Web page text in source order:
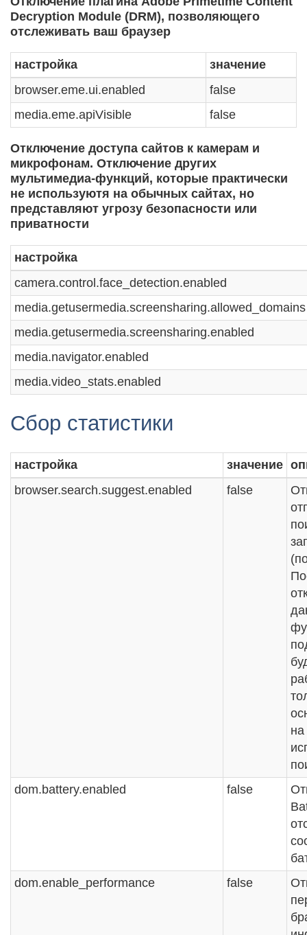
Decryption Module (DRM), позволяющего
отслеживать ваш браузер
настройка
значение
browser.eme.ui.enabled
false
media.eme.apiVisible
false
Отключение доступа сайтов к камерам и
микрофонам. Отключение других
мультимедиа-функций, которые практически
не используютя на обычных сайтах, но
представляют угрозу безопасности или
приватности
настройка
camera.control.face_detection.enabled
media.getusermedia.screensharing.allowed_domains
media.getusermedia.screensharing.enabled
media.navigator.enabled
media.video_stats.enabled
Сбор статистики
настройка значение
browser.search.suggest.enabled
false
dom.battery.enabled
false
dom.enable_performance
false